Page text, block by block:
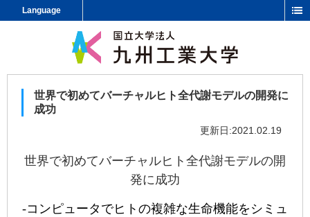
Language
世界で初めてバーチャルヒト全代謝モデルの開発に
成功
更新日:2021.02.19
世界で初めてバーチャルヒト全代謝モデルの開
発に成功
-コンピュータでヒトの複雑な生命機能をシミュ